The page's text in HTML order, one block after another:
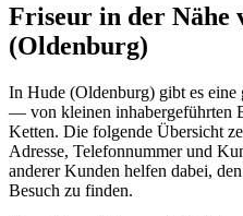
Friseur in der Nähe
(Oldenburg)
In Hude (Oldenburg) gibt es eine
— von kleinen inhabergeführten
Ketten. Die folgende Übersicht
Adresse, Telefonnummer und
anderer Kunden helfen dabei,
Besuch zu finden.